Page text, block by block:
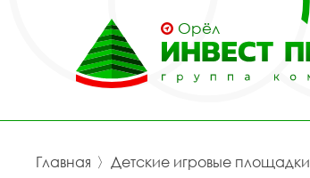
Орёл
Главная 〉 Детские игровые площадки